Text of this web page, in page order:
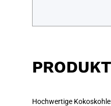
Hochwertige